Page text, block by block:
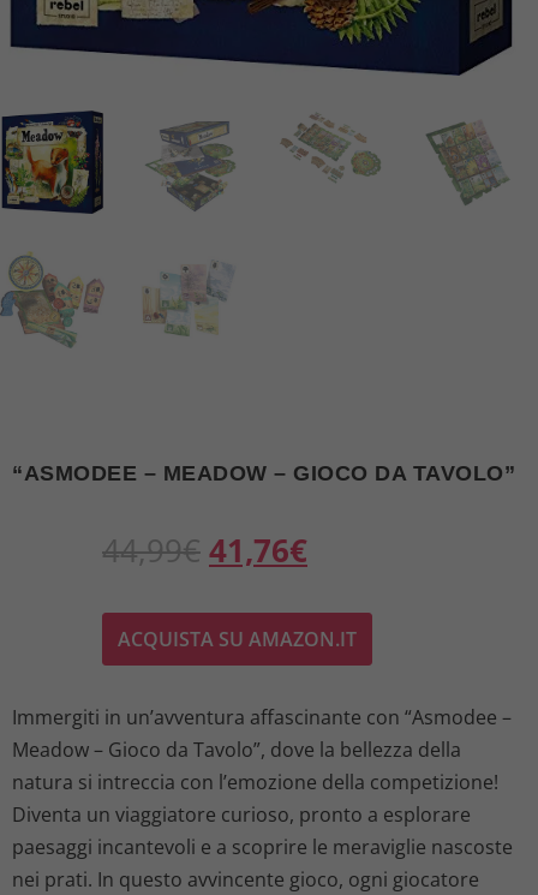
“ASMODEE – MEADOW – GIOCO DA TAVOLO”
44,99€I
l
p
r
e
z
z
41,76€I
l
p
r
e
z
z
ACQUISTA SU AMAZON.IT
Immergiti in un’avventura affascinante con “Asmodee –
Meadow – Gioco da Tavolo”, dove la bellezza della
natura si intreccia con l’emozione della competizione!
Diventa un viaggiatore curioso, pronto a esplorare
paesaggi incantevoli e a scoprire le meraviglie nascoste
nei prati. In questo avvincente gioco, ogni giocatore